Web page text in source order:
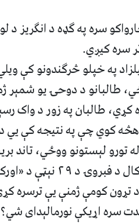
سره په ګډه د انګریز د
سره کیږي.
په خپلو څرګندونو کې
طالبانو د دوحۍ یو شمېر
طالبان په زور د واک
کوي چې په نتیجه کې یي
لېستونو ووځي، تاند
کله چې طالبان امریکا سره په دوحا
کومې ژمنې يې ترسره
سره اړیکې نورمالېدای شي؟